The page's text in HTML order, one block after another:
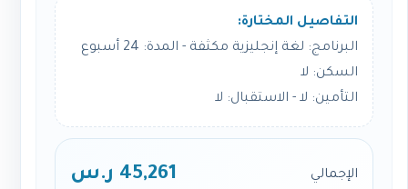
التفاصيل المختارة:
البرنامج: لغة إنجليزية مكثفة - المدة: 24 أسبوع
السكن: لا
التأمين: لا - الاستقبال: لا
الإجمالي 45,261 ر.س